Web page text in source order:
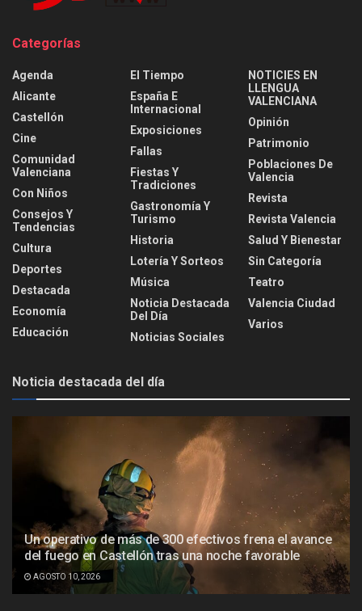
Categorías
Agenda
Alicante
Castellón
Cine
Comunidad
Valenciana
Con Niños
Consejos Y
Tendencias
Cultura
Deportes
Destacada
Economía
Educación
El Tiempo
España E
Internacional
Exposiciones
Fallas
Fiestas Y
Tradiciones
Gastronomía Y
Turismo
Historia
Lotería Y Sorteos
Música
Noticia Destacada
Del Día
Noticias Sociales
NOTICIES EN
LLENGUA
VALENCIANA
Opinión
Patrimonio
Poblaciones De
Valencia
Revista
Revista Valencia
Salud Y Bienestar
Sin Categoría
Teatro
Valencia Ciudad
Varios
Noticia destacada del día
Un operativo de más de 300 efectivos frena el avance
del fuego en Castellón tras una noche favorable
AGOSTO 10, 2026